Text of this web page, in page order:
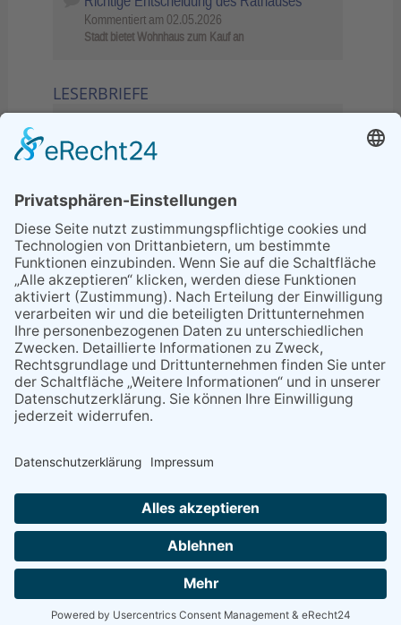
Kommentiert am 02.05.2026
Stadt bietet Wohnhaus zum Kauf an
LESERBRIEFE
Sperrung B455: Kleiner
Grenzverkehr statt weite Wege
21.04.2026
Wenn Bahn-Computer nicht
miteinander kommunizieren
11.03.2026
"Plakatverbot für überregionale
Demos"
04.02.2026
Gelbe Tonne – Ein kleiner Blick
über den Tellerand
04.02.2026
Plastikersparnis durch Nutzung
von Gelber Tonne statt Säcken
NACH OBEN
Alle Rechte vorbehalten - Eppsteiner Zeitung Druck- und Verlags-
GmbH
Powered bynative:media.